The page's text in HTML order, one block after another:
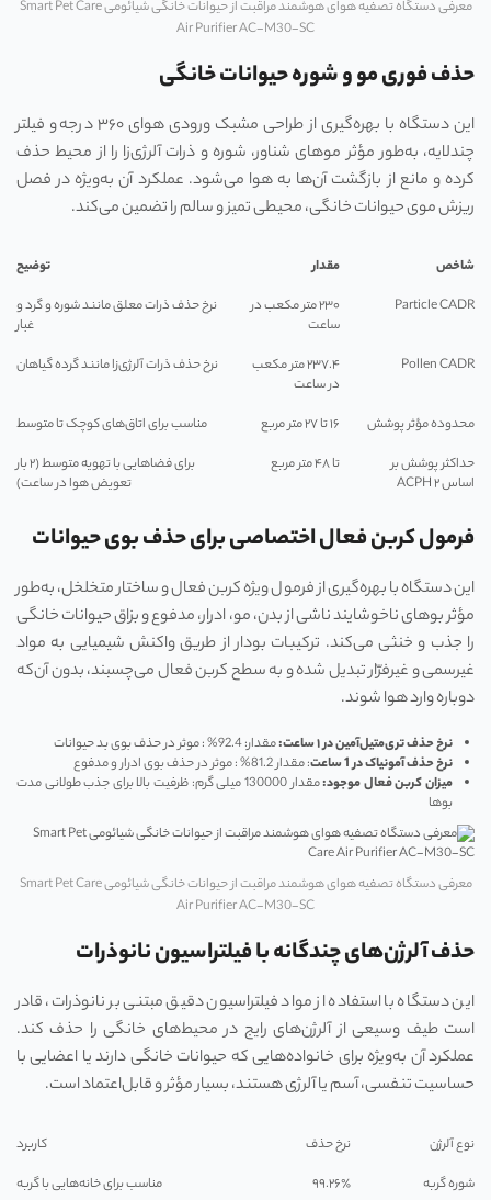
معرفی دستگاه تصفیه هوای هوشمند مراقبت از حیوانات خانگی شیائومی Smart Pet Care
Air Purifier AC-M30-SC
حذف فوری مو و شوره حیوانات خانگی
این دستگاه با بهره‌گیری از طراحی مشبک ورودی هوای ۳۶۰ درجه و فیلتر
چندلایه، به‌طور مؤثر موهای شناور، شوره و ذرات آلرژی‌زا را از محیط حذف
کرده و مانع از بازگشت آن‌ها به هوا می‌شود. عملکرد آن به‌ویژه در فصل
ریزش موی حیوانات خانگی، محیطی تمیز و سالم را تضمین می‌کند.
شاخص مقدار
توضیح
Particle CADR
۲۳۰ متر مکعب در
ساعت
نرخ حذف ذرات معلق مانند شوره و گرد و
غبار
Pollen CADR
۲۳۷.۴ متر مکعب
در ساعت
نرخ حذف ذرات آلرژی‌زا مانند گرده گیاهان
محدوده مؤثر پوشش ۱۶ تا ۲۷ متر مربع
مناسب برای اتاق‌های کوچک تا متوسط
حداکثر پوشش بر
اساس ۲ ACPH
تا ۴۸ متر مربع
برای فضاهایی با تهویه متوسط (۲ بار
تعویض هوا در ساعت)
فرمول کربن فعال اختصاصی برای حذف بوی حیوانات
این دستگاه با بهره‌گیری از فرمول ویژه کربن فعال و ساختار متخلخل، به‌طور
مؤثر بوهای ناخوشایند ناشی از بدن، مو، ادرار، مدفوع و بزاق حیوانات خانگی
را جذب و خنثی می‌کند. ترکیبات بودار از طریق واکنش شیمیایی به مواد
غیرسمی و غیرفرّار تبدیل شده و به سطح کربن فعال می‌چسبند، بدون آن‌که
دوباره وارد هوا شوند.
نرخ حذف تری‌متیل‌آمین در۱ساعت:مقدار: 92.4% : موثر در حذف بوی بد حیوانات
نرخ حذف آمونیاک در 1 ساعت
: مقدار 81.2% : موثر در حذف بوی ادرار و مدفوع
میزان کربن فعال موجود:
مقدار 130000 میلی گرم: ظرفیت بالا برای جذب طولانی مدت
بوها
معرفی دستگاه تصفیه هوای هوشمند مراقبت از حیوانات خانگی شیائومی Smart Pet Care
Air Purifier AC-M30-SC
حذف آلرژن‌های چندگانه با فیلتراسیون نانوذرات
این دستگاه با استفاده از مواد فیلتراسیون دقیق مبتنی بر نانوذرات، قادر
است طیف وسیعی از آلرژن‌های رایج در محیط‌های خانگی را حذف کند.
عملکرد آن به‌ویژه برای خانواده‌هایی که حیوانات خانگی دارند یا اعضایی با
حساسیت تنفسی، آسم یا آلرژی هستند، بسیار مؤثر و قابل‌اعتماد است.
نوع آلرژن نرخ حذف
کاربرد
شوره گربه
۹۹.۲۶٪
مناسب برای خانه‌هایی با گربه